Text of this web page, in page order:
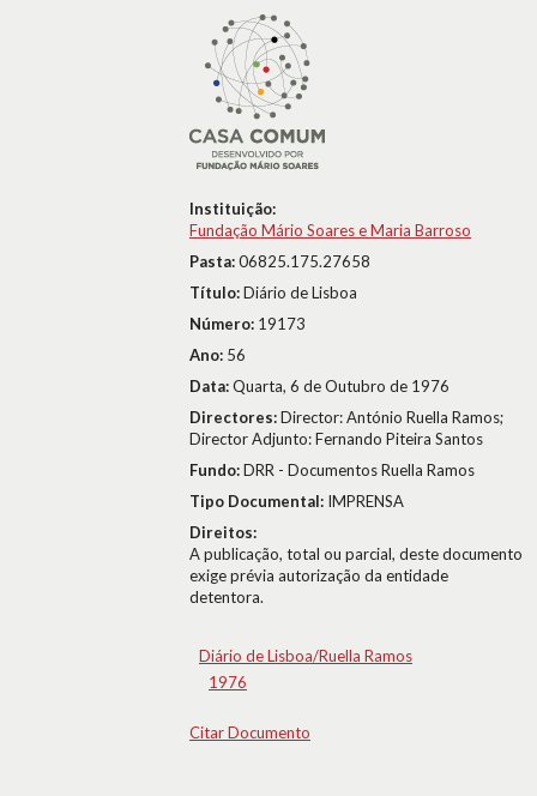
Instituição:
Fundação Mário Soares e Maria Barroso
Pasta:06825.175.27658
Título:Diário de Lisboa
Número: 19173
Ano: 56
Data:Quarta, 6 de Outubro de 1976
Directores:Director: António Ruella Ramos;
Director Adjunto: Fernando Piteira Santos
Fundo:DRR - Documentos Ruella Ramos
Tipo Documental: IMPRENSA
Direitos:
A publicação, total ou parcial, deste documento
exige prévia autorização da entidade
detentora.
Diário de Lisboa/Ruella Ramos
1976
Citar Documento